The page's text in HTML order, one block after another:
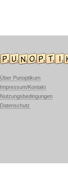
Über Punoptikum
Impressum/Kontakt
Nutzungsbedingungen
Datenschutz